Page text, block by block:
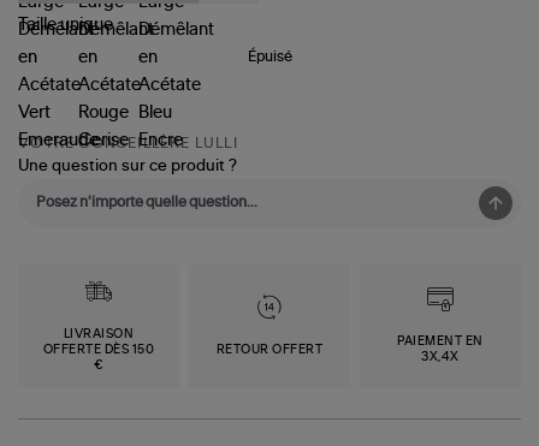
Tailleunique
Épuisé
VOTRE CONSEILLÈRE LULLI
Une question sur ce produit ?
LIVRAISON
OFFERTE DÈS 150
€
RETOUR OFFERT
PAIEMENT EN
3X,4X